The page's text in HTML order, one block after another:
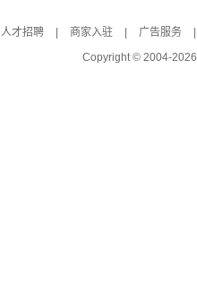
人才招聘 商家入驻 广告服务
Copyright © 2004-2026